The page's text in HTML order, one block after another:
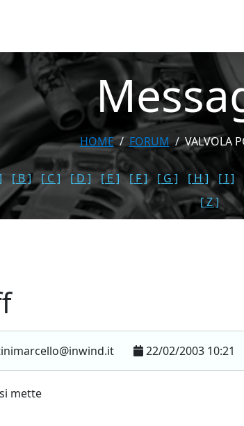
HOME FORUM VALVOLA
[ B ] [ C ] [ D ] [ E ] [ F ] [ G ] [ H ] [ I ]
[ Z ]
22/02/2003 10:21
mette